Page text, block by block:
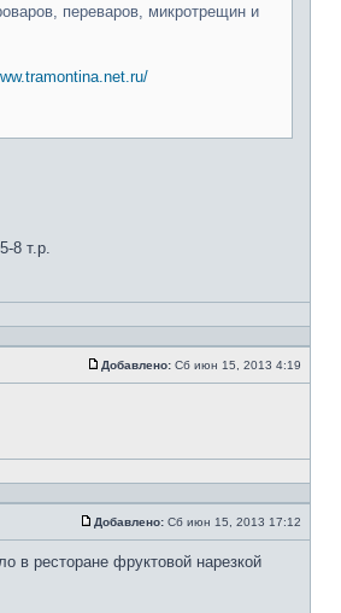
переваров, микротрещин и
8 т.р.
Добавлено: Сб июн 15, 2013 4:19
Добавлено: Сб июн 15, 2013 17:12
в ресторане фруктовой нарезкой